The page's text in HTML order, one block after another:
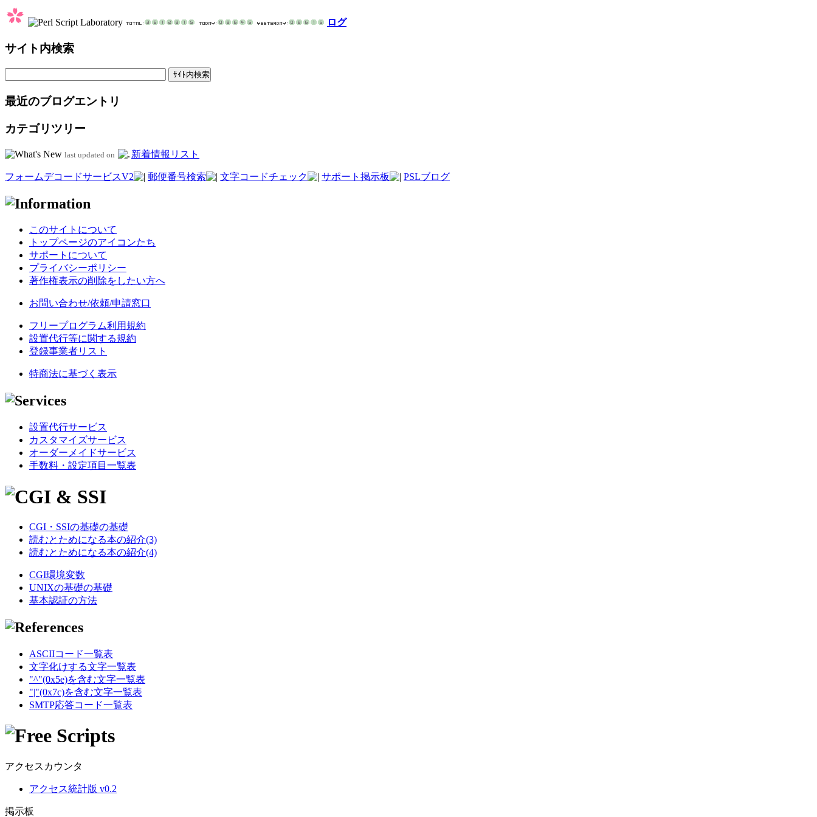
ログ
サイト内検索
最近のブログエントリ
カテゴリツリー
last updated on 新着情報リスト
フォームデコードサービスV2 郵便番号検索 文字コードチェック サポート掲示板 PSLブログ
このサイトについて
トップページのアイコンたち
サポートについて
プライバシーポリシー
著作権表示の削除をしたい方へ
お問い合わせ/依頼/申請窓口
フリープログラム利用規約
設置代行等に関する規約
登録事業者リスト
特商法に基づく表示
設置代行サービス
カスタマイズサービス
オーダーメイドサービス
手数料・設定項目一覧表
CGI・SSIの基礎の基礎
読むとためになる本の紹介(3)
読むとためになる本の紹介(4)
CGI環境変数
UNIXの基礎の基礎
基本認証の方法
ASCIIコード一覧表
文字化けする文字一覧表
"^"(0x5e)を含む文字一覧表
"|"(0x7c)を含む文字一覧表
SMTP応答コード一覧表
アクセスカウンタ
アクセス統計版 v0.2
掲示板